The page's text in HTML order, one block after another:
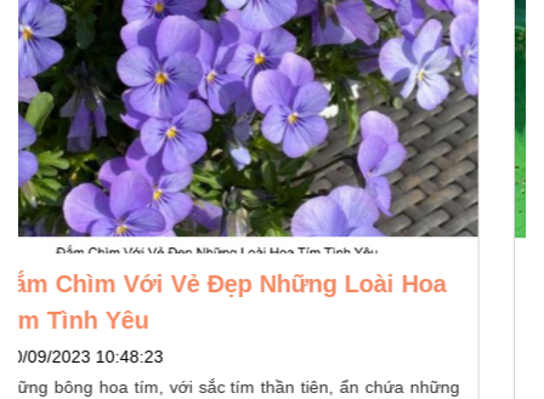
Hoa Sen Và Tình Yêu: Sự Hòa Quyện
Tinh Tế
30/09/2023 09:57:44
Những xúc cảm nhỏ bé có trong hoa sen sẽ mở ra một